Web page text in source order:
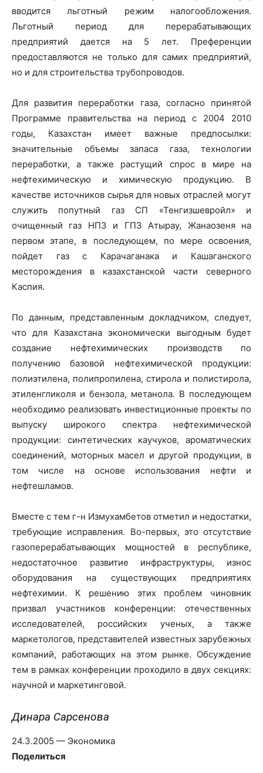
вводится льготный режим налогообложения.
Льготный период для перерабатывающих
предприятий дается на 5 лет. Преференции
предоставляются не только для самих предприятий,
но и для строительства трубопроводов.
Для развития переработки газа, согласно принятой
Программе правительства на период с 2004 2010
годы, Казахстан имеет важные предпосылки:
значительные объемы запаса газа, технологии
переработки, а также растущий спрос в мире на
нефтехимическую и химическую продукцию. В
качестве источников сырья для новых отраслей могут
служить попутный газ СП «Тенгизшевройл» и
очищенный газ НПЗ и ГПЗ Атырау, Жанаозеня на
первом этапе, в последующем, по мере освоения,
пойдет газ с Карачаганака и Кашаганского
месторождения в казахстанской части северного
Каспия.
По данным, представленным докладчиком, следует,
что для Казахстана экономически выгодным будет
создание нефтехимических производств по
получению базовой нефтехимической продукции:
полиэтилена, полипропилена, стирола и полистирола,
этиленгликоля и бензола, метанола. В последующем
необходимо реализовать инвестиционные проекты по
выпуску широкого спектра нефтехимической
продукции: синтетических каучуков, ароматических
соединений, моторных масел и другой продукции, в
том числе на основе использования нефти и
нефтешламов.
Вместе с тем г-н Измухамбетов отметил и недостатки,
требующие исправления. Во-первых, это отсутствие
газоперерабатывающих мощностей в республике,
недостаточное развитие инфраструктуры, износ
оборудования на существующих предприятиях
нефтехимии. К решению этих проблем чиновник
призвал участников конференции: отечественных
исследователей, российских ученых, а также
маркетологов, представителей известных зарубежных
компаний, работающих на этом рынке. Обсуждение
тем в рамках конференции проходило в двух секциях:
научной и маркетинговой.
Динара Сарсенова
24.3.2005 — Экономика
Поделиться